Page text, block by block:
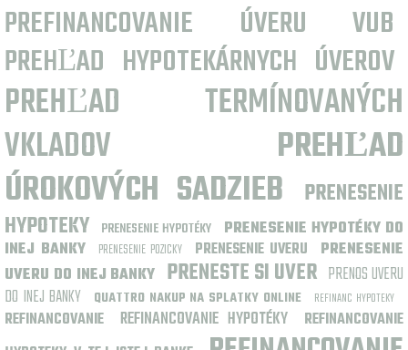
PREFINANCOVANIE ÚVERU VUB
PREHĽAD HYPOTEKÁRNYCH ÚVEROV
PREHĽAD TERMÍNOVANÝCH
VKLADOV
PREHĽAD
ÚROKOVÝCH SADZIEB
PRENESENIE
HYPOTEKY
PRENESENIE HYPOTÉKY
PRENESENIE HYPOTÉKY DO
INEJ BANKY
PRENESENIE POZICKY PRENESENIE UVERU
PRENESENIE
UVERU DO INEJ BANKY PRENESTE SI UVER PRENOS UVERU
DO INEJ BANKY
QUATTRO NAKUP NA SPLATKY ONLINE REFINANC HYPOTEKY
REFINANCOVANIE REFINANCOVANIE HYPOTÉKY
REFINANCOVANIE